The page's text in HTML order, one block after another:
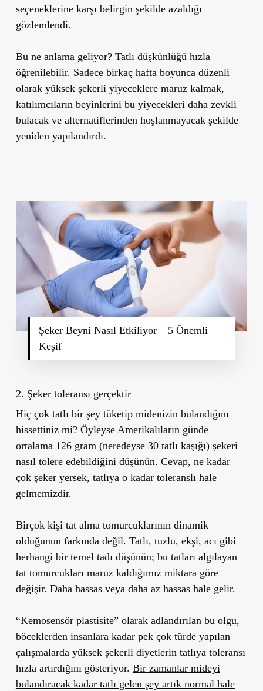
seçeneklerine karşı belirgin şekilde azaldığı
gözlemlendi.
Bu ne anlama geliyor? Tatlı düşkünlüğü hızla
öğrenilebilir. Sadece birkaç hafta boyunca düzenli
olarak yüksek şekerli yiyeceklere maruz kalmak,
katılımcıların beyinlerini bu yiyecekleri daha zevkli
bulacak ve alternatiflerinden hoşlanmayacak şekilde
yeniden yapılandırdı.
Şeker Beyni Nasıl Etkiliyor – 5 Önemli
Keşif
2. Şeker toleransı gerçektir
Hiç çok tatlı bir şey tüketip midenizin bulandığını
hissettiniz mi? Öyleyse Amerikalıların günde
ortalama 126 gram (neredeyse 30 tatlı kaşığı) şekeri
nasıl tolere edebildiğini düşünün. Cevap, ne kadar
çok şeker yersek, tatlıya o kadar toleranslı hale
gelmemizdir.
Birçok kişi tat alma tomurcuklarının dinamik
olduğunun farkında değil. Tatlı, tuzlu, ekşi, acı gibi
herhangi bir temel tadı düşünün; bu tatları algılayan
tat tomurcukları maruz kaldığımız miktara göre
değişir. Daha hassas veya daha az hassas hale gelir.
“Kemosensör plastisite” olarak adlandırılan bu olgu,
böceklerden insanlara kadar pek çok türde yapılan
çalışmalarda yüksek şekerli diyetlerin tatlıya toleransı
hızla artırdığını gösteriyor. Bir zamanlar mideyi
bulandıracak kadar tatlı gelen şey artık normal hale